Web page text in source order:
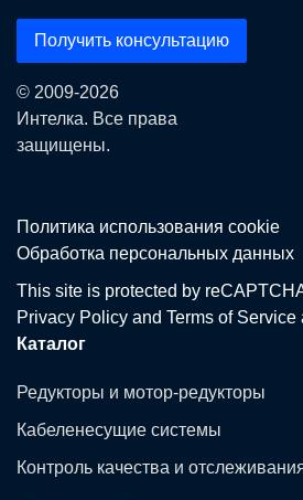
Получить консультацию
© 2009-2026
Интелка. Все права
защищены.
Политика использования сookie
Обработка персональных данных
This site is protected by
Privacy Policy and Terms of Service
Каталог
Редукторы и мотор-редукторы
Кабеленесущие системы
Контроль качества и